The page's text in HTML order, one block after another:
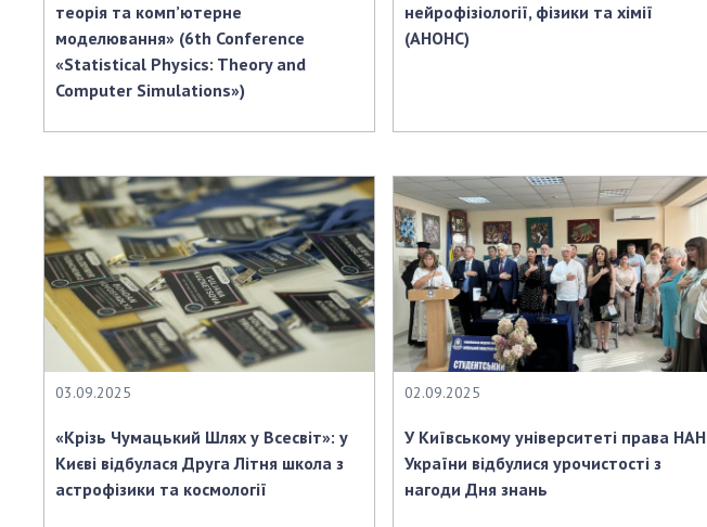
теорія та комп’ютерне
моделювання» (6th Conference
«Statistical Physics: Theory and
Computer Simulations»)
нейрофізіології, фізики та хімії
(АНОНС)
03.09.2025
«Крізь Чумацький Шлях у Всесвіт»: у
Києві відбулася Друга Літня школа з
астрофізики та космології
02.09.2025
У Київському університеті права НАН
України відбулися урочистості з
нагоди Дня знань